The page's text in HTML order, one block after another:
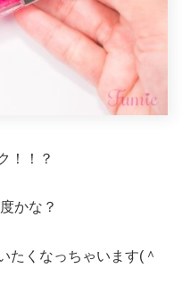
！！？
かな？
たくなっちゃいます(＾